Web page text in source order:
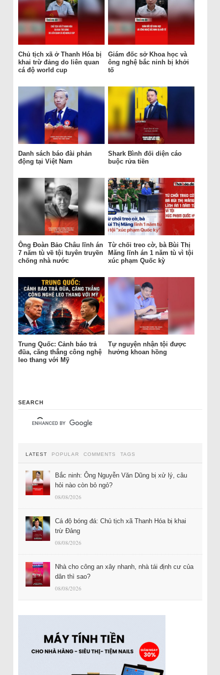
Chủ tịch xã ở Thanh Hóa bị
khai trừ đảng do liên quan
cá độ world cup
Giám đốc sở Khoa học và
ông nghệ bắc ninh bị khởi
tố
Danh sách báo đài phản
động tại Việt Nam
Shark Bình đối diện cáo
buộc rửa tiền
Ông Đoàn Bảo Châu lĩnh án
7 năm tù về tội tuyên truyền
chống nhà nước
Từ chối treo cờ, bà Bùi Thị
Măng lĩnh án 1 năm tù vì tội
xúc phạm Quốc kỳ
Trung Quốc: Cảnh báo trả
đũa, căng thẳng công nghệ
leo thang với Mỹ
Tự nguyện nhận tội được
hưởng khoan hồng
SEARCH
LATEST POPULAR COMMENTS TAGS
Bắc ninh: Ông Nguyễn Văn Dũng bị xử lý, câu
hỏi nào còn bỏ ngỏ?
08/08/2026
Cá độ bóng đá: Chủ tịch xã Thanh Hóa bị khai
trừ Đảng
08/08/2026
Nhà cho công an xây nhanh, nhà tái định cư của
dân thì sao?
08/08/2026